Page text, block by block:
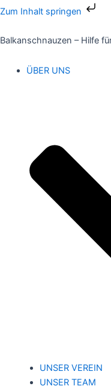
Zum Inhalt springen
Zum
springen
Balkanschnauzen – Hilfe
ÜBER UNS
UNSER VEREIN
UNSER TEAM